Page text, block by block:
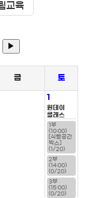
교육
▶
금 토
1
원데이
클래스
1부
(10:00)
[식빵공간
박스]
(1/20)
2부
(14:00)
(0/20)
3부
(15:00)
(0/20)